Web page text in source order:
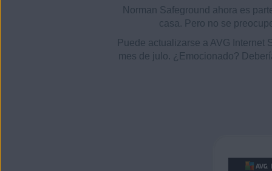
Norman Safeground ahora es
casa. Pero no se
Puede actualizarse a AVG Internet
mes de julo. ¿Emocionado?